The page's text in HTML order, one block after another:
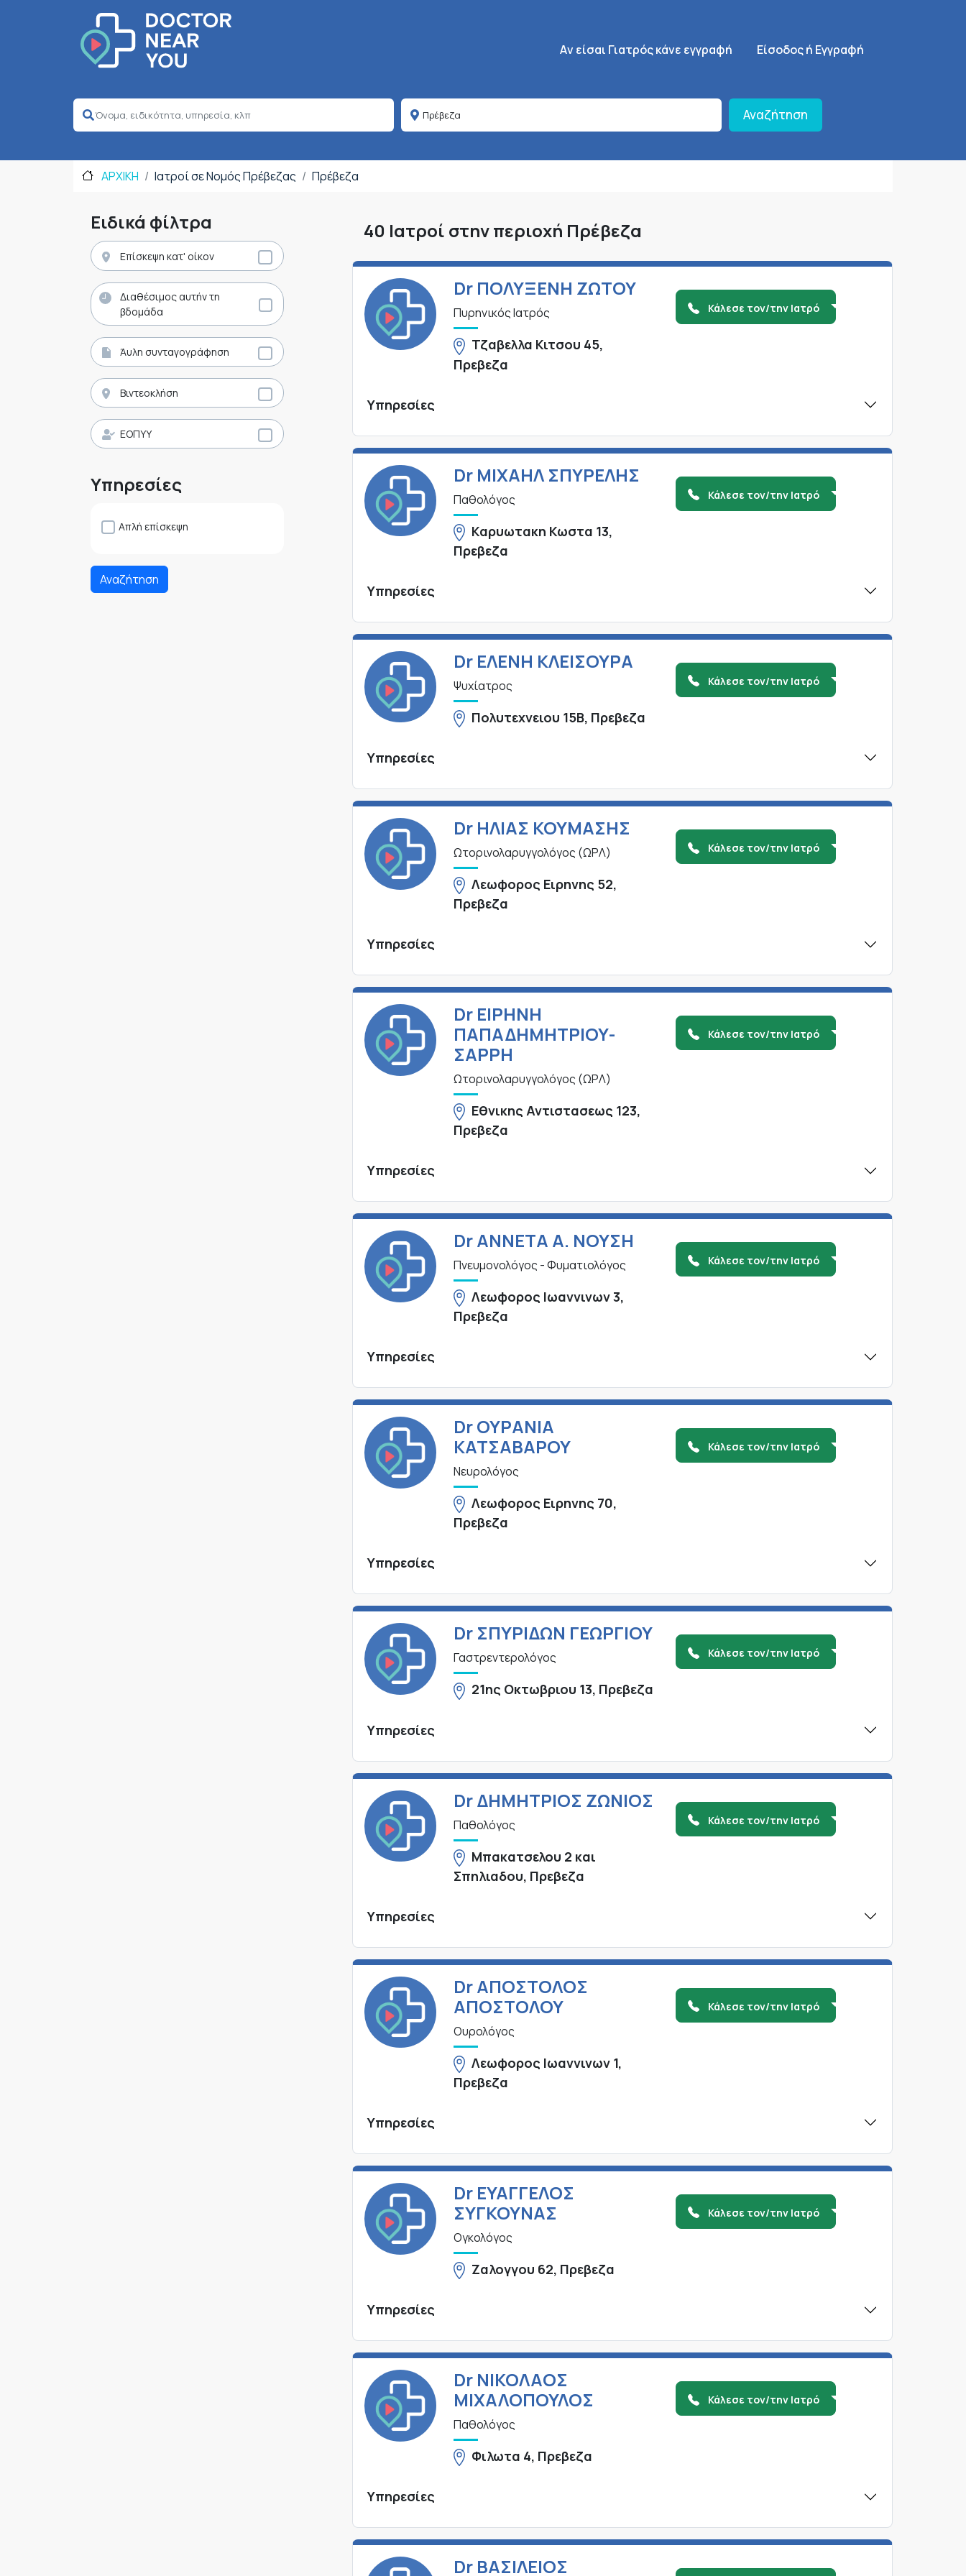
Κεντρική πλοήγηση
Aν είσαι Γιατρός κάνε εγγραφή SignUp Menu
Είσοδος ή Εγγραφή
Αναζήτηση
ΑΡΧΙΚΗ Ιατροί σε Νομός Πρέβεζας Πρέβεζα
Ειδικά φίλτρα
Επίσκεψη κατ' οίκον
Διαθέσιμος αυτήν τη
βδομάδα
Άυλη συνταγογράφηση
Βιντεοκλήση
ΕΟΠΥΥ
Υπηρεσίες
Απλή επίσκεψη
Αναζήτηση
40 Ιατροί στην περιοχή Πρέβεζα
Dr ΠΟΛΥΞΕΝΗ ΖΩΤΟΥ
Πυρηνικός Ιατρός
Τζαβελλα Κιτσου 45,
Πρεβεζα
Κάλεσε τον/την Ιατρό
Υπηρεσίες
Dr ΜΙΧΑΗΛ ΣΠΥΡΕΛΗΣ
Παθολόγος
Καρυωτακη Κωστα 13,
Πρεβεζα
Κάλεσε τον/την Ιατρό
Υπηρεσίες
Dr ΕΛΕΝΗ ΚΛΕΙΣΟΥΡΑ
Ψυχίατρος
Πολυτεχνειου 15Β, Πρεβεζα
Κάλεσε τον/την Ιατρό
Υπηρεσίες
Dr ΗΛΙΑΣ ΚΟΥΜΑΣΗΣ
Ωτορινολαρυγγολόγος (ΩΡΛ)
Λεωφορος Ειρηνης 52,
Πρεβεζα
Κάλεσε τον/την Ιατρό
Υπηρεσίες
Dr ΕΙΡΗΝΗ
ΠΑΠΑΔΗΜΗΤΡΙΟΥ-
ΣΑΡΡΗ
Ωτορινολαρυγγολόγος (ΩΡΛ)
Εθνικης Αντιστασεως 123,
Πρεβεζα
Κάλεσε τον/την Ιατρό
Υπηρεσίες
Dr ΑΝΝΕΤΑ Α. ΝΟΥΣΗ
Πνευμονολόγος - Φυματιολόγος
Λεωφορος Ιωαννινων 3,
Πρεβεζα
Κάλεσε τον/την Ιατρό
Υπηρεσίες
Dr ΟΥΡΑΝΙΑ
ΚΑΤΣΑΒΑΡΟΥ
Νευρολόγος
Λεωφορος Ειρηνης 70,
Πρεβεζα
Κάλεσε τον/την Ιατρό
Υπηρεσίες
Dr ΣΠΥΡΙΔΩΝ ΓΕΩΡΓΙΟΥ
Γαστρεντερολόγος
21ης Οκτωβριου 13, Πρεβεζα
Κάλεσε τον/την Ιατρό
Υπηρεσίες
Dr ΔΗΜΗΤΡΙΟΣ ΖΩΝΙΟΣ
Παθολόγος
Μπακατσελου 2 και
Σπηλιαδου, Πρεβεζα
Κάλεσε τον/την Ιατρό
Υπηρεσίες
Dr ΑΠΟΣΤΟΛΟΣ
ΑΠΟΣΤΟΛΟΥ
Ουρολόγος
Λεωφορος Ιωαννινων 1,
Πρεβεζα
Κάλεσε τον/την Ιατρό
Υπηρεσίες
Dr ΕΥΑΓΓΕΛΟΣ
ΣΥΓΚΟΥΝΑΣ
Ογκολόγος
Ζαλογγου 62, Πρεβεζα
Κάλεσε τον/την Ιατρό
Υπηρεσίες
Dr ΝΙΚΟΛΑΟΣ
ΜΙΧΑΛΟΠΟΥΛΟΣ
Παθολόγος
Φιλωτα 4, Πρεβεζα
Κάλεσε τον/την Ιατρό
Υπηρεσίες
Dr ΒΑΣΙΛΕΙΟΣ